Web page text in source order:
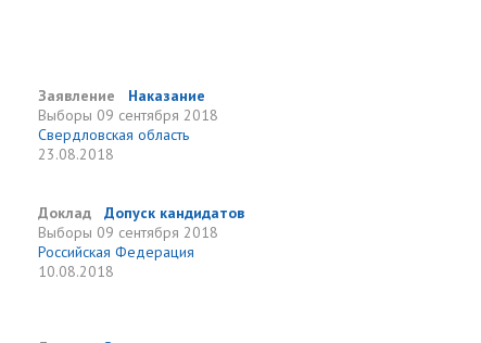
Заявление
Наказание
Выборы 09 сентября 2018
Свердловская область
23.08.2018
Доклад
Допуск кандидатов
Выборы 09 сентября 2018
Российская Федерация
10.08.2018